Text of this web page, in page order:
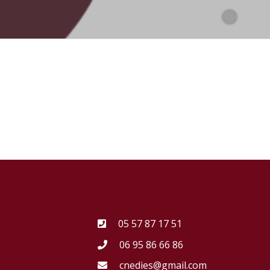
05 57 87 17 51
06 95 86 66 86
cnedies@gmail.com